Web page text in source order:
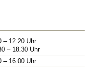
– 12.20 Uhr
– 18.30 Uhr
– 16.00 Uhr